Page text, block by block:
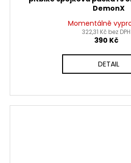
DemonX
Momentálně
322,31 Kč bez DPH
390 Kč
DETAIL